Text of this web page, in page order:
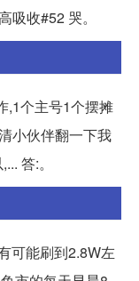
吸收#52 哭。
,1个主号1个摆摊
小伙伴翻一下我
答:。
可能刷到2.8W左